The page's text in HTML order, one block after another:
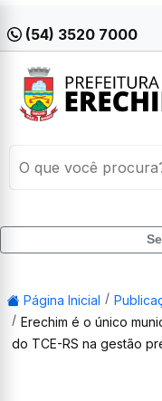
(54) 3520 7000
Página Inicial
Erechim é o único
do TCE-RS na gestão